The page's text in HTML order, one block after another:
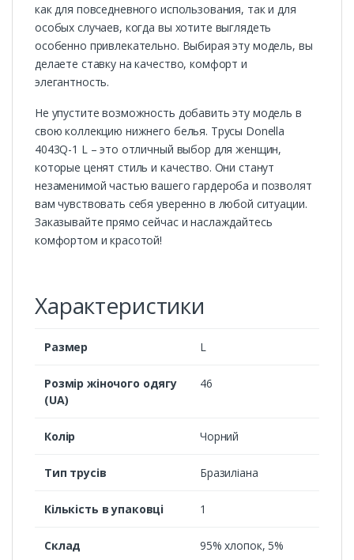
как для повседневного использования, так и для
особых случаев, когда вы хотите выглядеть
особенно привлекательно. Выбирая эту модель, вы
делаете ставку на качество, комфорт и
элегантность.
Не упустите возможность добавить эту модель в
свою коллекцию нижнего белья. Трусы Donella
4043Q-1 L – это отличный выбор для женщин,
которые ценят стиль и качество. Они станут
незаменимой частью вашего гардероба и позволят
вам чувствовать себя уверенно в любой ситуации.
Заказывайте прямо сейчас и наслаждайтесь
комфортом и красотой!
Характеристики
Размер L
Розмір жіночого одягу
(UA)
46
Колір Чорний
Тип трусів Бразиліана
Кількість в упаковці 1
Склад
95% хлопок, 5%